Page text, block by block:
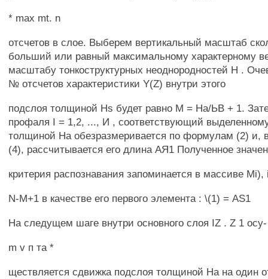
* max mt. n
отсчетов в слое. Выберем вертикальный масштаб
больший или равный максимальному характерному
масштабу тонкоструктурных неоднородностей H .
№ отсчетов характеристики Y(Z) внутри этого
подслоя толщиной Hs будет равно М = На/ЬВ + 1.
профаля I = 1,2, ..., И , соответствующий
толщиной На обезразмеривается по формулам (2) и,
(4), рассчитывается его длина АЯ1 Полученное
критерия распознавания запоминается в массиве
N-M+1 в качестве его первого элемента : \(1) = AS1
На следущем шаге внутри основного слоя IZ . Z 1 осу-
m v п та *
ществляется сдвижка подслоя толщиной На на один